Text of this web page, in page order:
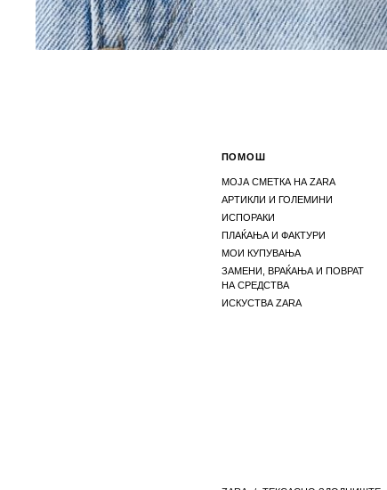
ПОМОШ
МОЈА СМЕТКА НА ZARA
АРТИКЛИ И ГОЛЕМИНИ
ИСПОРАКИ
ПЛАЌАЊА И ФАКТУРИ
МОИ КУПУВАЊА
ЗАМЕНИ, ВРАЌАЊА И ПОВРАТ
НА СРЕДСТВА
ИСКУСТВА ZARA